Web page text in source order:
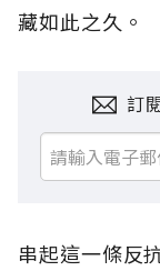
藏如此之久。
訂
串起這一條反